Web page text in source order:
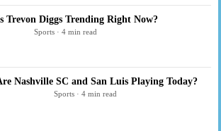
Trevon Diggs Trending Right Now?
Sports · 4 min read
Nashville SC and San Luis Playing Today?
Sports · 4 min read